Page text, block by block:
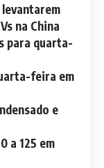
na China
para quarta-
feira em
e
a 125 em